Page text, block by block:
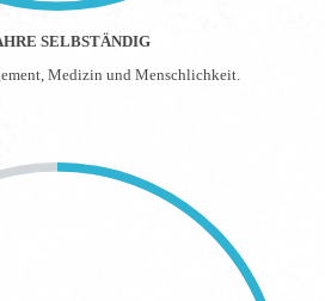
SELBSTÄNDIG
Medizin und Menschlichkeit.